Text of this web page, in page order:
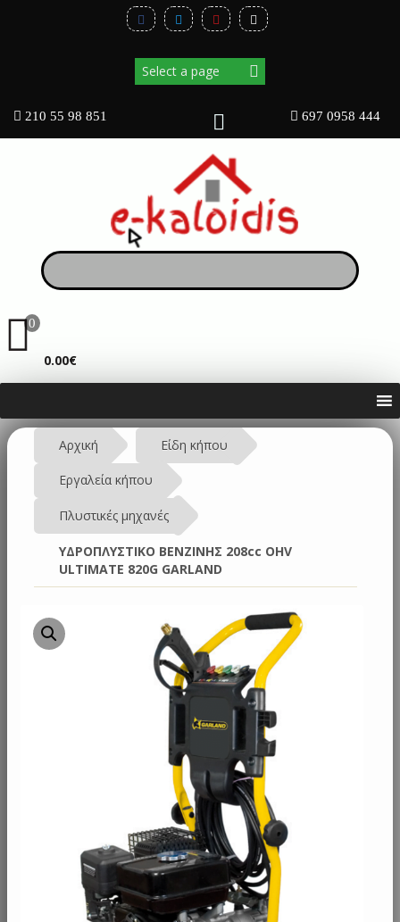
210 55 98 851 697 0958 444
0ΚΑΛΆΘΙ
0.00€
Αρχική Είδη κήπου
Εργαλεία κήπου
Πλυστικές μηχανές
ΥΔΡΟΠΛΥΣΤΙΚΟ ΒΕΝΖΙΝΗΣ 208cc OHV
ULTIMATE 820G GARLAND